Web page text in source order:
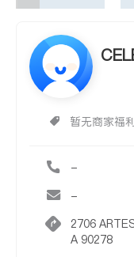
暂无商家福
-
-
2706
A 90278